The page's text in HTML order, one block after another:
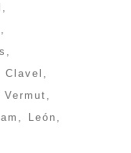
Clavel
Vermut
León